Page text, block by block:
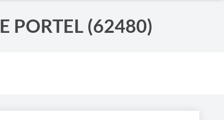
PORTEL (62480)